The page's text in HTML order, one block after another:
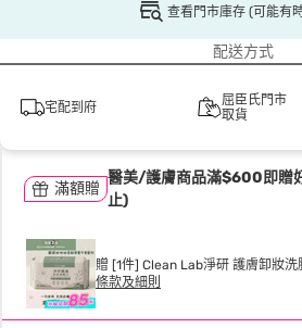
查看門市庫存 (可能有
配送方式
宅配到府
屈臣氏門市
取貨
滿額贈
醫美/護膚商品滿$600即贈
止)
贈 [1件] Clean Lab淨研 護膚卸妝
條款及細則